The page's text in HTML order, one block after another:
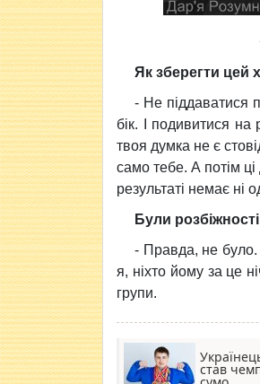
Як зберегти цей
- Не піддаватися
бік. І подивитися
твоя думка не є
само тебе. А потім
результаті немає ні
Були
- Правда, не було.
я, ніхто йому за це
групи.
став